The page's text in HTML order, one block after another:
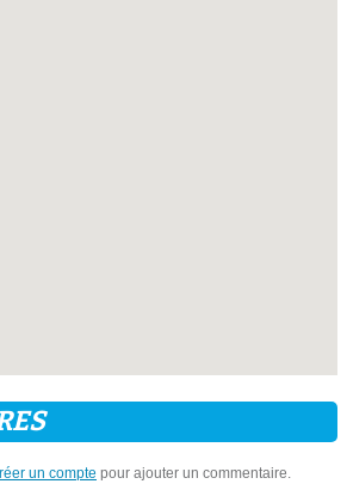
un compte pour ajouter un commentaire.